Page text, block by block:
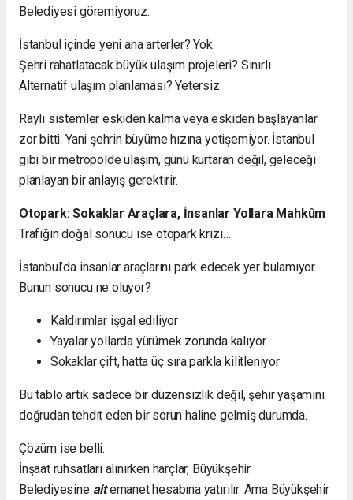
Belediyesi göremiyoruz.
İstanbul içinde yeni ana arterler? Yok.
Şehri rahatlatacak büyük ulaşım projeleri? Sınırlı.
Alternatif ulaşım planlaması? Yetersiz.
Raylı sistemler eskiden kalma veya eskiden başlayanlar
zor bitti. Yani şehrin büyüme hızına yetişemiyor. İstanbul
gibi bir metropolde ulaşım, günü kurtaran değil, geleceği
planlayan bir anlayış gerektirir.
Otopark: Sokaklar Araçlara, İnsanlar Yollara Mahkûm
Trafiğin doğal sonucu ise otopark krizi…
İstanbul’da insanlar araçlarını park edecek yer bulamıyor.
Bunun sonucu ne oluyor?
Kaldırımlar işgal ediliyor
Yayalar yollarda yürümek zorunda kalıyor
Sokaklar çift, hatta üç sıra parkla kilitleniyor
Bu tablo artık sadece bir düzensizlik değil, şehir yaşamını
doğrudan tehdit eden bir sorun haline gelmiş durumda.
Çözüm ise belli:
İnşaat ruhsatları alınırken harçlar, Büyükşehir
Belediyesine aitemanet hesabına yatırılır. Ama Büyükşehir